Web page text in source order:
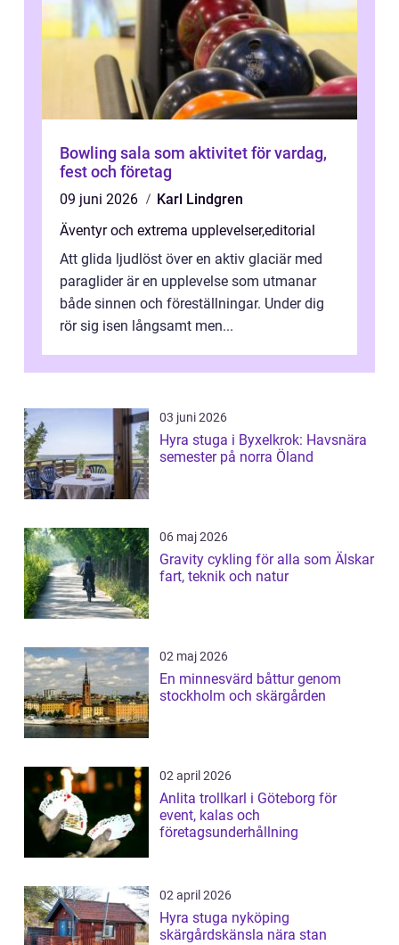
Bowling sala som aktivitet för vardag,
fest och företag
09 juni 2026
Karl Lindgren
Äventyr och extrema upplevelser,editorial
Att glida ljudlöst över en aktiv glaciär med
paraglider är en upplevelse som utmanar
både sinnen och föreställningar. Under dig
rör sig isen långsamt men...
03 juni 2026
Hyra stuga i Byxelkrok: Havsnära
semester på norra Öland
06 maj 2026
Gravity cykling för alla som Älskar
fart, teknik och natur
02 maj 2026
En minnesvärd båttur genom
stockholm och skärgården
02 april 2026
Anlita trollkarl i Göteborg för
event, kalas och
företagsunderhållning
02 april 2026
Hyra stuga nyköping
skärgårdskänsla nära stan